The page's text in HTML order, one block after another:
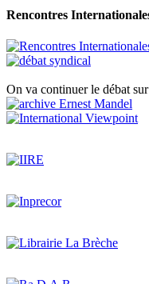
Rencontres
On va continuer le débat